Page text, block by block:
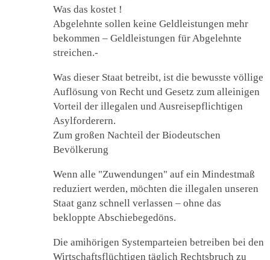
Was das kostet !
Abgelehnte sollen keine Geldleistungen mehr
bekommen – Geldleistungen für Abgelehnte
streichen.-
Was dieser Staat betreibt, ist die bewusste völlige
Auflösung von Recht und Gesetz zum alleinigen
Vorteil der illegalen und Ausreisepflichtigen
Asylforderern.
Zum großen Nachteil der Biodeutschen
Bevölkerung
Wenn alle "Zuwendungen" auf ein Mindestmaß
reduziert werden, möchten die illegalen unseren
Staat ganz schnell verlassen – ohne das
bekloppte Abschiebegedöns.
Die amihörigen Systemparteien betreiben bei den
Wirtschaftsflüchtigen täglich Rechtsbruch zu